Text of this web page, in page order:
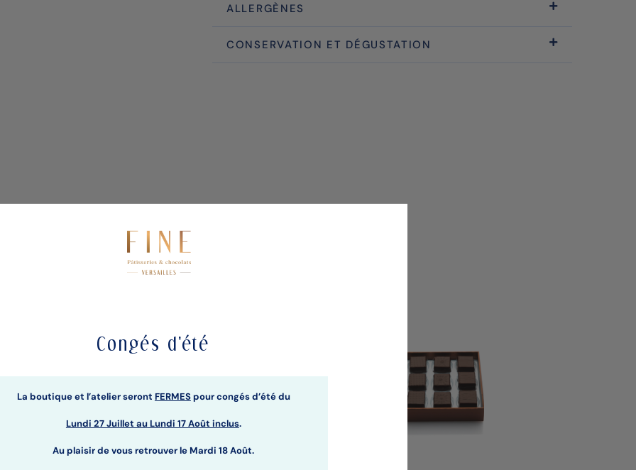
ALLERGÈNES
CONSERVATION ET DÉGUSTATION
Congés d'été
La boutique et l’atelier seront FERMESpour congés d’été du
Lundi 27 Juillet auLundi 17 Août inclus.
Au plaisir de vous retrouver le Mardi 18 Août.